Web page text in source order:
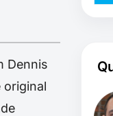
Dennis
original